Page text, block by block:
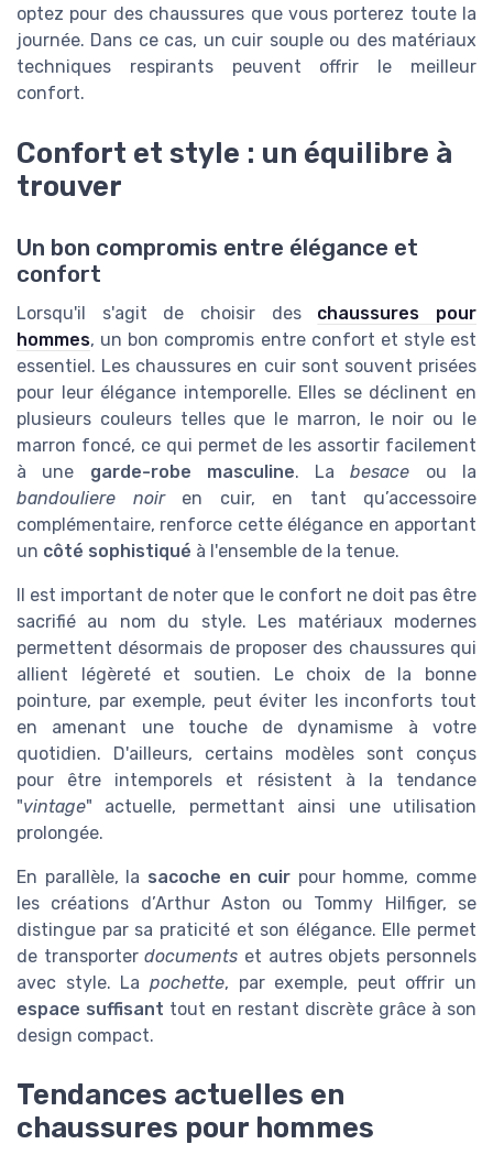
optez pour des chaussures que vous porterez toute la
journée. Dans ce cas, un cuir souple ou des matériaux
techniques respirants peuvent offrir le meilleur
confort.
Confort et style : un équilibre à
trouver
Un bon compromis entre élégance et
confort
Lorsqu'il s'agit de choisir des chaussures pour
hommes, un bon compromis entre confort et style est
essentiel. Les chaussures en cuir sont souvent prisées
pour leur élégance intemporelle. Elles se déclinent en
plusieurs couleurs telles que le marron, le noir ou le
marron foncé, ce qui permet de les assortir facilement
à une garde-robe masculine. Labesace ou la
bandouliere noiren cuir, en tant qu’accessoire
complémentaire, renforce cette élégance en apportant
un côté sophistiqué à l'ensemble de la tenue.
Il est important de noter que le confort ne doit pas être
sacrifié au nom du style. Les matériaux modernes
permettent désormais de proposer des chaussures qui
allient légèreté et soutien. Le choix de la bonne
pointure, par exemple, peut éviter les inconforts tout
en amenant une touche de dynamisme à votre
quotidien. D'ailleurs, certains modèles sont conçus
pour être intemporels et résistent à la tendance
"vintage" actuelle, permettant ainsi une utilisation
prolongée.
En parallèle, la sacoche en cuir pour homme, comme
les créations d’Arthur Aston ou Tommy Hilfiger, se
distingue par sa praticité et son élégance. Elle permet
de transporterdocuments et autres objets personnels
avec style. La pochette, par exemple, peut offrir un
espace suffisant tout en restant discrète grâce à son
design compact.
Tendances actuelles en
chaussures pour hommes